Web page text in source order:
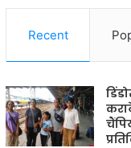
Recent